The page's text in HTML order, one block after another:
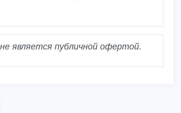
является публичной офертой.